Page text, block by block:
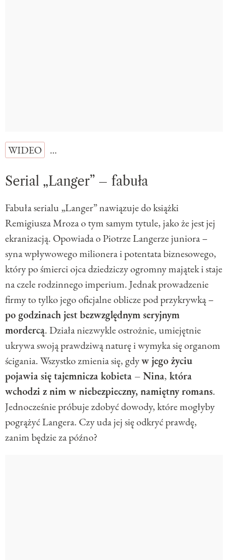
WIDEO …
Serial „Langer” – fabuła
Fabuła serialu „Langer” nawiązuje do książki
Remigiusza Mroza o tym samym tytule, jako że jest jej
ekranizacją. Opowiada o Piotrze Langerze juniora –
syna wpływowego milionera i potentata biznesowego,
który po śmierci ojca dziedziczy ogromny majątek i staje
na czele rodzinnego imperium. Jednak prowadzenie
firmy to tylko jego oficjalne oblicze pod przykrywką –
po godzinach jest bezwzględnym seryjnym
mordercą. Działa niezwykle ostrożnie, umiejętnie
ukrywa swoją prawdziwą naturę i wymyka się organom
ścigania. Wszystko zmienia się, gdyw jego życiu
pojawia się tajemnicza kobieta – Nina, która
wchodzi z nim w niebezpieczny, namiętny romans.
Jednocześnie próbuje zdobyć dowody, które mogłyby
pogrążyć Langera. Czy uda jej się odkryć prawdę,
zanim będzie za późno?